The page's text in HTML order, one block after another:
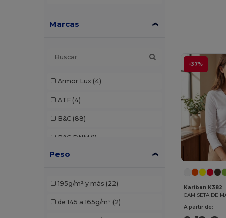
Marcas
Armor Lux (4)
ATF (4)
B&C (88)
B&C DNM (1)
B&C Pro
Peso
195g/m² y más (22)
de 145 a 165g/m² (2)
-37%
Kariban K382
A partir de: